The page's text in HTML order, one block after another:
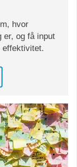
hvor
er, og få input
effektivitet.